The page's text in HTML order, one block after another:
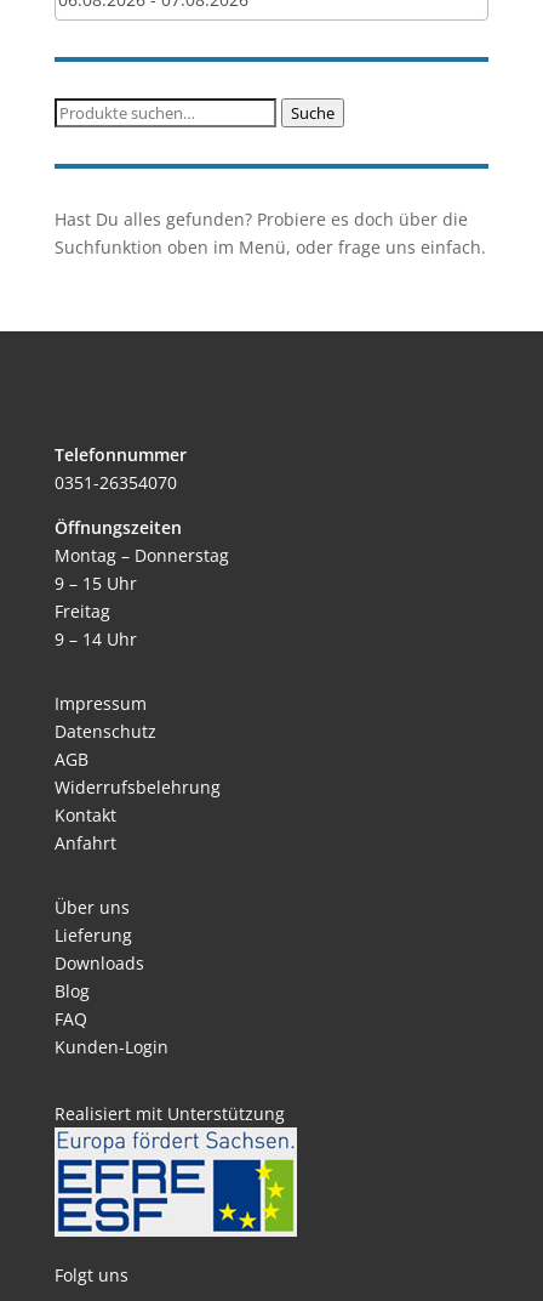
Suche
Suche
Hast Du alles gefunden? Probiere es doch über die
Suchfunktion oben im Menü, oder frage uns einfach.
Telefonnummer
0351-26354070
Öffnungszeiten
Montag – Donnerstag
9 – 15 Uhr
Freitag
9 – 14 Uhr
Impressum
Datenschutz
AGB
Widerrufsbelehrung
Kontakt
Anfahrt
Über uns
Lieferung
Downloads
Blog
FAQ
Kunden-Login
Realisiert mit Unterstützung
Folgt uns